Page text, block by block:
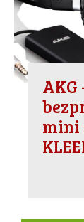
AKG
mini